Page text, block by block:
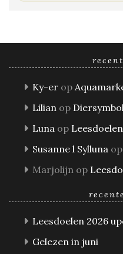
Ky-er op
Lilian op
Luna op
Susanne l Sylluna op
Marjolijn op
Leesdoelen 2026
Gelezen in juni